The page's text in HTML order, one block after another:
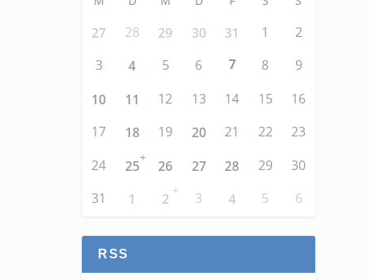
27 28 29 30 31 1
2
3
4 5 6 7 8
9
10
11 12 13 14 15
16
17
18 19 20 21 22
23
24
25
+
26 27 28 29
30
31
1 2
+ 3 4 5 6
RSS